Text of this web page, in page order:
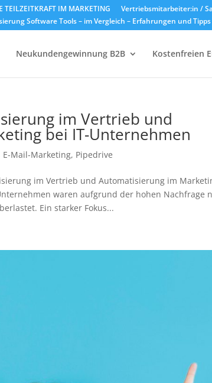
TEILZEITKRAFT IM MARKETING Vertriebsmitarbeiter:in /
Software Tools – im Vergleich – Erfahrungen und Tipps
Neukundengewinnung B2B Kostenfreien
im Vertrieb und
bei IT-Unternehmen
E-Mail-Marketing, Pipedrive
im Vertrieb und Automatisierung im
waren aufgrund der hohen Nachfrage
Ein starker Fokus...